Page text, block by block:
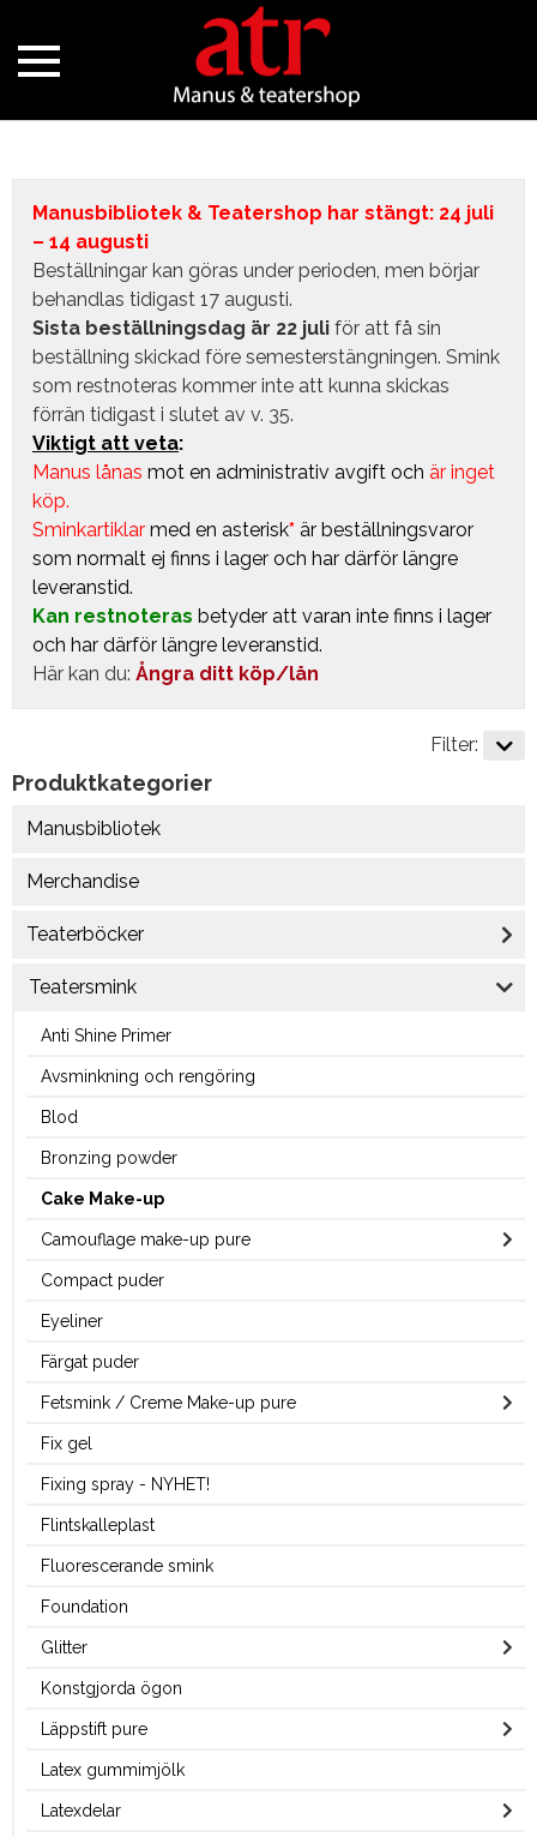
Manusbibliotek & Teatershop har stängt: 24 juli
– 14 augusti
Beställningar kan göras under perioden, men börjar
behandlas tidigast 17 augusti.
Sista beställningsdag är 22 juli för att få sin
beställning skickad före semesterstängningen. Smink
som restnoteras kommer inte att kunna skickas
förrän tidigast i slutet av v. 35.
Viktigt att veta:
Manus lånas mot en administrativ avgift och är inget
köp.
Sminkartiklar med en asterisk* är beställningsvaror
som normalt ej finns i lager och har därför längre
leveranstid.
Kan restnoteras betyder att varan inte finns i lager
och har därför längre leveranstid.
Här kan du: Ångra ditt köp/lån
Produktkategorier
Manusbibliotek
Merchandise
Teaterböcker
Teatersmink
Anti Shine Primer
Avsminkning och rengöring
Blod
Bronzing powder
Cake Make-up
Camouflage make-up pure
Compact puder
Eyeliner
Färgat puder
Fetsmink / Creme Make-up pure
Fix gel
Fixing spray - NYHET!
Flintskalleplast
Fluorescerande smink
Foundation
Glitter
Konstgjorda ögon
Läppstift pure
Latex gummimjölk
Latexdelar
Filter: